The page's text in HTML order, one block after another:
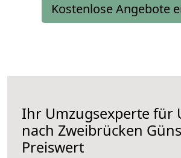
Kostenlose Angebote
Ihr Umzugsexperte für
nach Zweibrücken
Preiswert